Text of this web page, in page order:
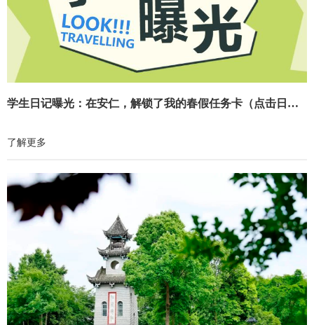
学生日记曝光：在安仁，解锁了我的春假任务卡（点击日记页面解锁活动详情）
了解更多